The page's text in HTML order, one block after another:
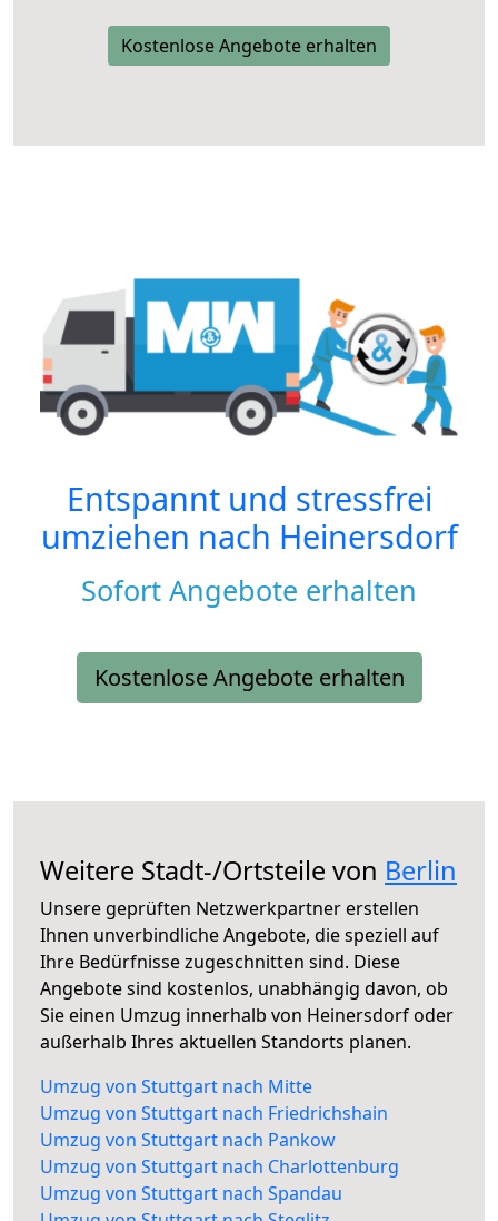
Kostenlose Angebote erhalten
Entspannt und stressfrei
umziehen nach Heinersdorf
Sofort Angebote erhalten
Kostenlose Angebote erhalten
Weitere Stadt-/Ortsteile von Berlin
Unsere geprüften Netzwerkpartner erstellen
Ihnen unverbindliche Angebote, die speziell auf
Ihre Bedürfnisse zugeschnitten sind. Diese
Angebote sind kostenlos, unabhängig davon, ob
Sie einen Umzug innerhalb von Heinersdorf oder
außerhalb Ihres aktuellen Standorts planen.
Umzug von Stuttgart nach Mitte
Umzug von Stuttgart nach Friedrichshain
Umzug von Stuttgart nach Pankow
Umzug von Stuttgart nach Charlottenburg
Umzug von Stuttgart nach Spandau